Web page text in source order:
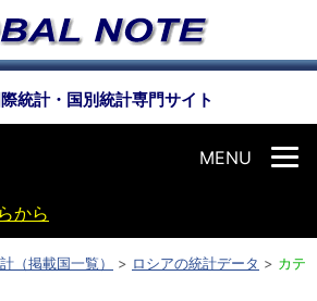
統計・国別統計専門サイト
MENU
から
（掲載国一覧） > ロシアの統計データ > カテ